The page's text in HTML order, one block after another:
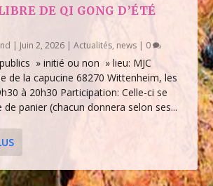
DE QI GONG D’ÉTÉ
| Juin 2, 2026 |Actualités, news | 0
» initié ou non » lieu: MJC
de la capucine 68270 Wittenheim, les
à 20h30 Participation: Celle-ci se
panier (chacun donnera selon ses...